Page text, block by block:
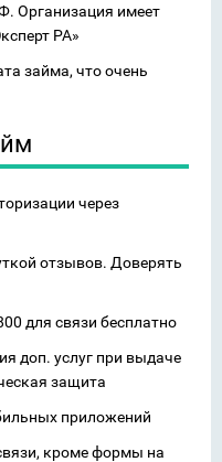
Организация имеет
РА»
займа, что очень
через
отзывов. Доверять
для связи бесплатно
доп. услуг при выдаче
защита
приложений
кроме формы на